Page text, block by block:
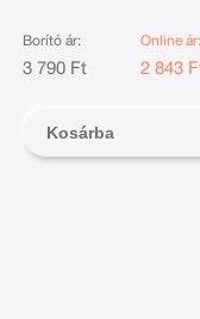
Borító ár:
3 790 Ft
Online ár:
2 843
Kosárba